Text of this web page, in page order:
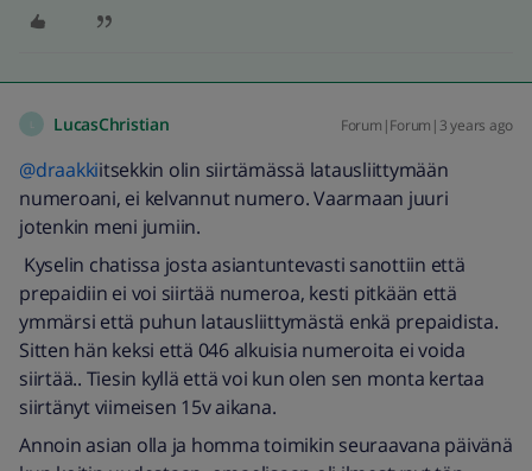
LucasChristian Forum|Forum|3 years ago
@draakkiitsekkin olin siirtämässä latausliittymään
numeroani, ei kelvannut numero. Vaarmaan juuri
jotenkin meni jumiin.
Kyselin chatissa josta asiantuntevasti sanottiin että
prepaidiin ei voi siirtää numeroa, kesti pitkään että
ymmärsi että puhun latausliittymästä enkä prepaidista.
Sitten hän keksi että 046 alkuisia numeroita ei voida
siirtää.. Tiesin kyllä että voi kun olen sen monta kertaa
siirtänyt viimeisen 15v aikana.
Annoin asian olla ja homma toimikin seuraavana päivänä